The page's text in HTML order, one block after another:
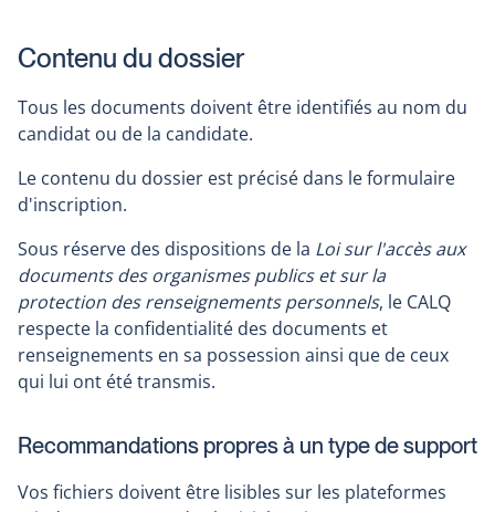
Contenu du dossier
Tous les documents doivent être identifiés au nom du
candidat ou de la candidate.
Le contenu du dossier est précisé dans le formulaire
d'inscription.
Sous réserve des dispositions de la Loi sur l'accès aux
documents des organismes publics et sur la
protection des renseignements personnels, le CALQ
respecte la confidentialité des documents et
renseignements en sa possession ainsi que de ceux
qui lui ont été transmis.
Recommandations propres à un type de support
Vos fichiers doivent être lisibles sur les plateformes